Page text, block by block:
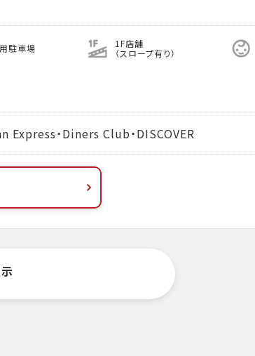
駐車場 1F店舗
（スロープ有り）
Express・Diners Club・DISCOVER